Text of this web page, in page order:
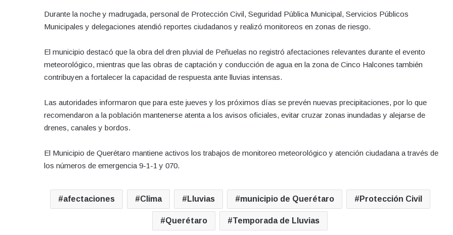
Durante la noche y madrugada, personal de Protección Civil, Seguridad Pública Municipal, Servicios Públicos
Municipales y delegaciones atendió reportes ciudadanos y realizó monitoreos en zonas de riesgo.
El municipio destacó que la obra del dren pluvial de Peñuelas no registró afectaciones relevantes durante el evento
meteorológico, mientras que las obras de captación y conducción de agua en la zona de Cinco Halcones también
contribuyen a fortalecer la capacidad de respuesta ante lluvias intensas.
Las autoridades informaron que para este jueves y los próximos días se prevén nuevas precipitaciones, por lo que
recomendaron a la población mantenerse atenta a los avisos oficiales, evitar cruzar zonas inundadas y alejarse de
drenes, canales y bordos.
El Municipio de Querétaro mantiene activos los trabajos de monitoreo meteorológico y atención ciudadana a través de
los números de emergencia 9-1-1 y 070.
afectaciones Clima Lluvias municipio de Querétaro Protección Civil
Querétaro Temporada de Lluvias